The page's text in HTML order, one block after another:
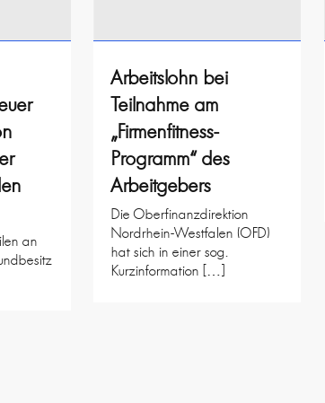
an
Arbeitslohn bei
Teilnahme am
„Firmenfitness-
Programm“ des
Arbeitgebers
Die Oberfinanzdirektion
Nordrhein-Westfalen (OFD)
hat sich in einer sog.
Kurzinformation […]